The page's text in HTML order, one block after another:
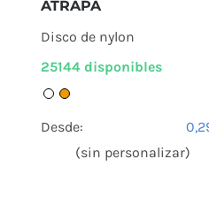
ATRAPA
Disco de nylon
25144 disponibles
Desde:
(sin personalizar)